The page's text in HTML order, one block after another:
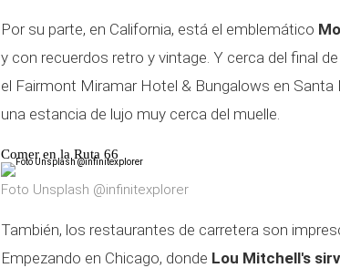
Por su parte, en California, está el emblemático
y con recuerdos retro y vintage. Y cerca del final
el Fairmont Miramar Hotel & Bungalows en
una estancia de lujo muy cerca del muelle.
Comer en la Ruta 66
Foto Unsplash @infinitexplorer
También, los restaurantes de carretera son
Empezando en Chicago, donde Lou Mitchell's